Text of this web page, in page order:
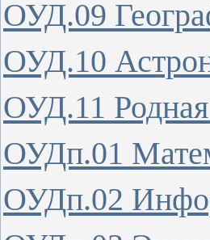
ОУД.09
ОУД.10
ОУД.11
ОУДп.01
ОУДп.02